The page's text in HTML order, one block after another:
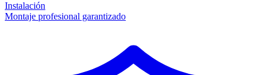
Instalación
Montaje profesional garantizado